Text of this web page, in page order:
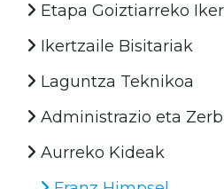
Etapa Goiztiarreko
Ikertzaile Bisitariak
Laguntza Teknikoa
Administrazio eta
Aurreko Kideak